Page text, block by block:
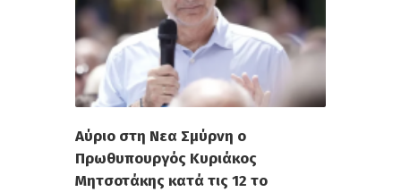
Αύριο στη Νεα Σμύρνη ο
Πρωθυπουργός Κυριάκος
Μητσοτάκης κατά τις 12 το